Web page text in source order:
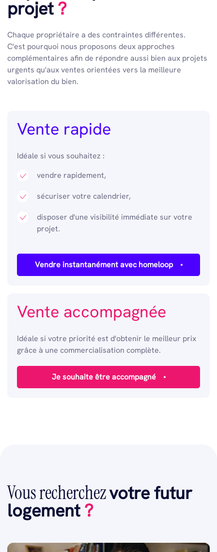
projet?
Chaque propriétaire a des contraintes différentes.
C'est pourquoi nous proposons deux approches
complémentaires afin de répondre aussi bien aux projets
urgents qu'aux ventes orientées vers la meilleure
valorisation du bien.
Vente rapide
Idéale si vous souhaitez :
vendre rapidement,
sécuriser votre calendrier,
disposer d'une visibilité immédiate sur votre
projet.
Vendre instantanément avec homeloop
Vente accompagnée
Idéale si votre priorité est d'obtenir le meilleur prix
grâce à une commercialisation complète.
Je souhaite être accompagné
Vous recherchezvotre futur
logement?